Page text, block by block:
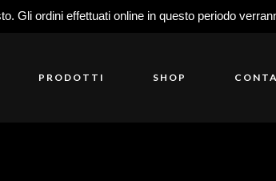
Gli ordini effettuati online in questo periodo
PRODOTTI SHOP